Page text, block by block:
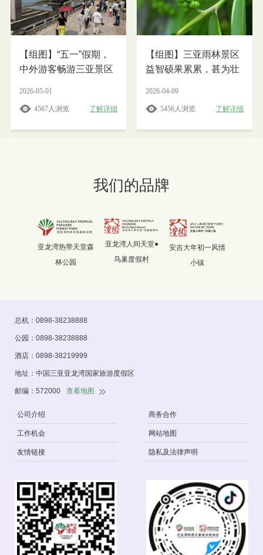
【组图】“五一”假期，
中外游客畅游三亚景区
2026-05-01
4567人浏览 了解详细
【组图】三亚雨林景区
益智硕果累累，甚为壮
2026-04-09
5456人浏览 了解详细
我们的品牌
亚龙湾热带天堂森
林公园
亚龙湾人间天堂●
鸟巢度假村
安吉大年初一风情
小镇
总机：0898-38238888
公园：0898-38238888
酒店：0898-38219999
地址：中国三亚亚龙湾国家旅游度假区
邮编：572000 查看地图
公司介绍 商务合作
工作机会 网站地图
友情链接 隐私及法律声明